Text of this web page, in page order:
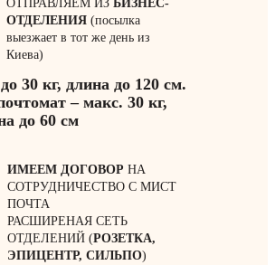
ОТПРАВЛЯЕМ ИЗБИЗНЕС-
ОТДЕЛЕНИЯ (посылка
выезжает в тот же день из
Киева)
30 кг, длина до 120 см.
– макс. 30 кг,
до 60 см
ИМЕЕМ ДОГОВОР НА
СОТРУДНИЧЕСТВО С МИСТ
ПОЧТА
РАСШИРЕНАЯ СЕТЬ
ОТДЕЛЕНИЙ (РОЗЕТКА,
ЭПИЦЕНТР, СИЛЬПО)